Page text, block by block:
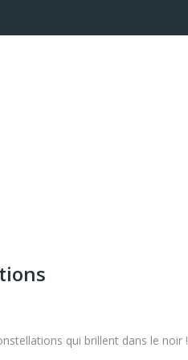
qui brillent dans le noir !